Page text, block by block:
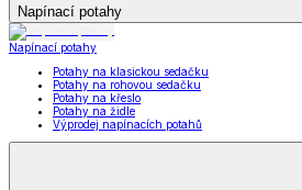
Napínací potahy
Napínací potahy
Potahy na klasickou sedačku
Potahy na rohovou sedačku
Potahy na křeslo
Potahy na židle
Výprodej napínacích potahů